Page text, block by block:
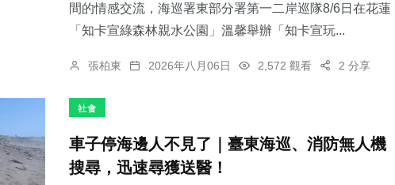
間的情感交流，海巡署東部分署第一二岸巡隊8/6日在花蓮
「知卡宣綠森林親水公園」溫馨舉辦「知卡宣玩...
張柏東 2026年八月06日 2,572 觀看 2 分享
社會
車子停海邊人不見了｜臺東海巡、消防無人機
搜尋，迅速尋獲送醫！